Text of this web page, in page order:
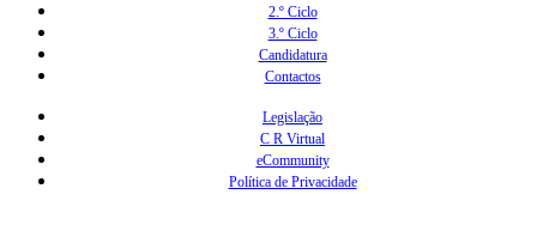
2.º Ciclo
3.º Ciclo
Candidatura
Contactos
Legislação
C R Virtual
eCommunity
Política de Privacidade